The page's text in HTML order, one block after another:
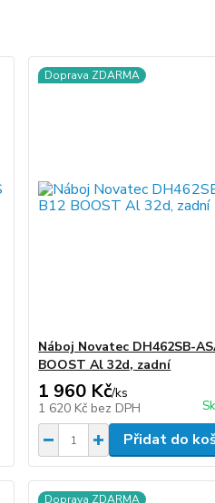
Doprava ZDARMA
Náboj Novatec DH462SB-
BOOST Al 32d, zadní
1 960 Kč/ks
1 620 Kč bez DPH
Přidat do
Doprava ZDARMA